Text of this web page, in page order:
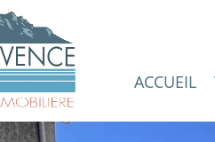
ACCUEIL